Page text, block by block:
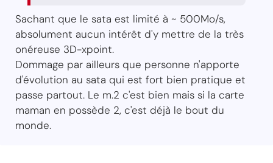
Sachant que le sata est limité à ~ 500Mo/s,
absolument aucun intérêt d'y mettre de la très
onéreuse 3D-xpoint.
Dommage par ailleurs que personne n'apporte
d'évolution au sata qui est fort bien pratique et
passe partout. Le m.2 c'est bien mais si la carte
maman en possède 2, c'est déjà le bout du
monde.